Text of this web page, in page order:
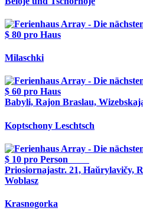
$ 80 pro Haus
Milaschki
$ 60 pro Haus
Babyli, Rajon Braslau,
Koptschony Leschtsch
$ 10 pro Person
Priosiornajastr. 21, Haŭrylavičy,
Woblasz
Krasnogorka